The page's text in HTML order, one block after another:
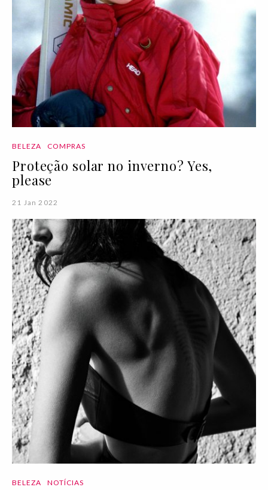
BELEZA COMPRAS
Proteção solar no inverno? Yes,
please
21 Jan 2022
BELEZA NOTÍCIAS